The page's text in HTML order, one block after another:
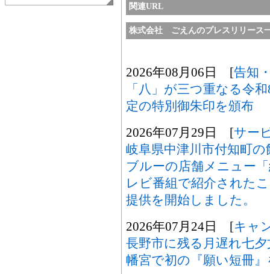
関連URL
株式会社 ごえんのプレスリリース
2026年08月06日 [告知
「八」が三つ重なる令
定の特別御朱印を頒布
2026年07月29日 [サー
岐阜県中津川市付知町
ブルーの店舗メニュー
レビ番組で紹介された
提供を開始しました。
2026年07月24日 [キャ
長野市に残る月遅れ七
幡宮で初の『願い短冊